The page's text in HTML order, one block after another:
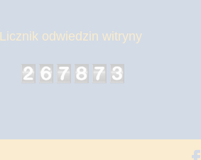
Licznik odwiedzin witryny